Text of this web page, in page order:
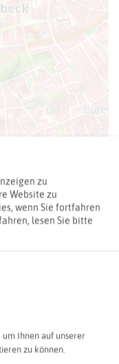
zu
Website zu
wenn Sie fortfahren
lesen Sie bitte
um Ihnen auf unserer
zu können.